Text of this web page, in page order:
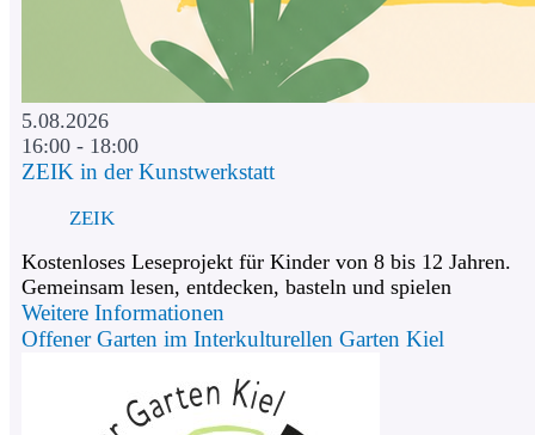
5.08.2026
16:00 - 18:00
ZEIK in der Kunstwerkstatt
ZEIK
Kostenloses Leseprojekt für Kinder von 8 bis 12 Jahren.
Gemeinsam lesen, entdecken, basteln und spielen
Weitere Informationen
Offener Garten im Interkulturellen Garten Kiel